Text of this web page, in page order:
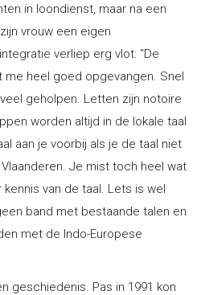
in loondienst, maar na een
vrouw een eigen
verliep erg vlot: “De
me heel goed opgevangen. Snel
geholpen. Letten zijn notoire
worden altijd in de lokale taal
aan je voorbij als je de taal niet
Je mist toch heel wat
van de taal. Lets is wel
band met bestaande talen en
met de Indo-Europese
geschiedenis. Pas in 1991 kon